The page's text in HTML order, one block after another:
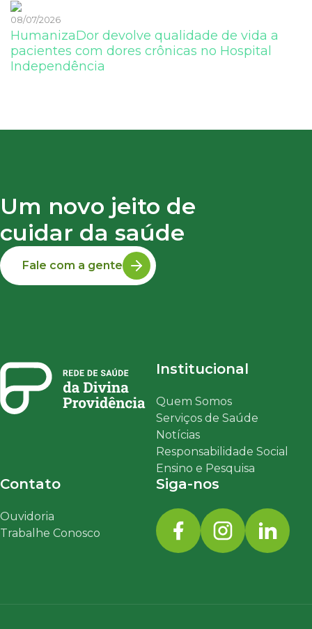
08/07/2026
HumanizaDor devolve qualidade de vida a
pacientes com dores crônicas no Hospital
Independência
Um novo jeito de
cuidar da saúde
Fale com a gente
Institucional
Quem Somos
Serviços de Saúde
Notícias
Responsabilidade Social
Ensino e Pesquisa
Contato
Ouvidoria
Trabalhe Conosco
Siga-nos